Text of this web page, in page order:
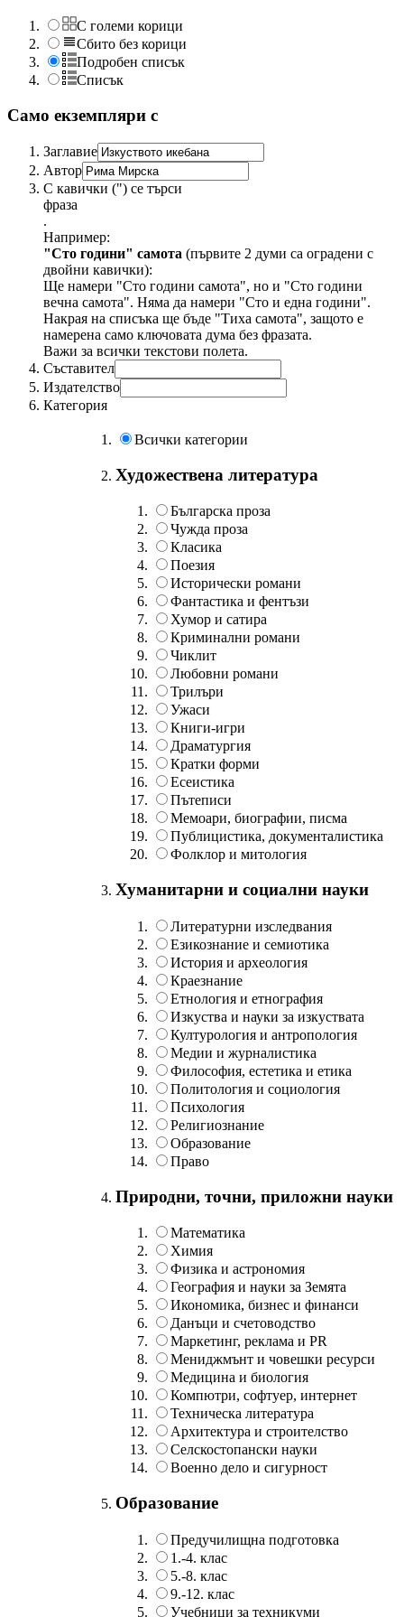
С големи корици
Сбито без корици
Подробен списък
Списък
Само екземпляри с
Заглавие
Автор
С кавички (") се търси
фраза
.
Например:
"Сто години" самота (първите 2 думи са оградени с
двойни кавички):
Ще намери "Сто години самота", но и "Сто години
вечна самота". Няма да намери "Сто и една години".
Накрая на списъка ще бъде "Тиха самота", защото е
намерена само ключовата дума без фразата.
Важи за всички текстови полета.
Съставител
Издателство
Категория
Всички категории
Художествена литература
Българска проза
Чужда проза
Класика
Поезия
Исторически романи
Фантастика и фентъзи
Хумор и сатира
Криминални романи
Чиклит
Любовни романи
Трилъри
Ужаси
Книги-игри
Драматургия
Кратки форми
Есеистика
Пътеписи
Мемоари, биографии, писма
Публицистика, документалистика
Фолклор и митология
Хуманитарни и социални науки
Литературни изследвания
Езикознание и семиотика
История и археология
Краезнание
Етнология и етнография
Изкуства и науки за изкуствата
Културология и антропология
Медии и журналистика
Философия, естетика и етика
Политология и социология
Психология
Религиознание
Образование
Право
Природни, точни, приложни науки
Математика
Химия
Физика и астрономия
География и науки за Земята
Икономика, бизнес и финанси
Данъци и счетоводство
Маркетинг, реклама и PR
Мениджмънт и човешки ресурси
Медицина и биология
Компютри, софтуер, интернет
Техническа литература
Архитектура и строителство
Селскостопански науки
Военно дело и сигурност
Образование
Предучилищна подготовка
1.-4. клас
5.-8. клас
9.-12. клас
Учебници за техникуми